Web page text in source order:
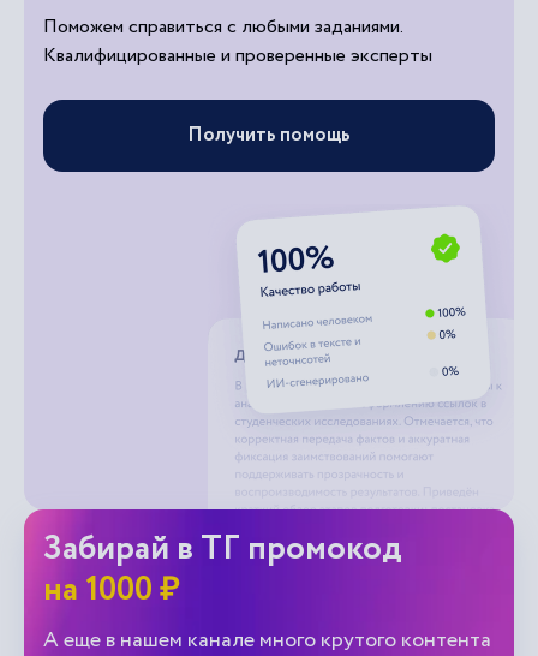
Поможем справиться с любыми заданиями.
Квалифицированные и проверенные эксперты
Получить помощь
Забирай в ТГ промокод
на 1000 ₽
А еще в нашем канале много крутого контента